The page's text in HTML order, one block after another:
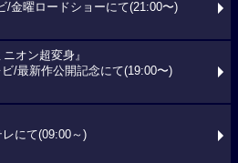
/金曜ロードショーにて(21:00〜)
オン超変身』
/最新作公開記念にて(19:00〜)
にて(09:00～)